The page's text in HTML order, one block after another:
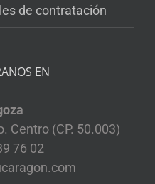
de contratación
EN
Centro (CP. 50.003)
76 02